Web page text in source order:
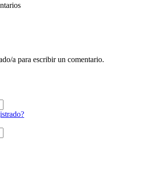
a para escribir un comentario.